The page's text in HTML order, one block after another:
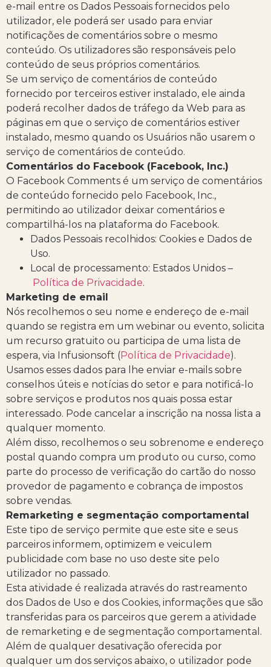
e-mail entre os Dados Pessoais fornecidos pelo
utilizador, ele poderá ser usado para enviar
notificações de comentários sobre o mesmo
conteúdo. Os utilizadores são responsáveis pelo
conteúdo de seus próprios comentários.
Se um serviço de comentários de conteúdo
fornecido por terceiros estiver instalado, ele ainda
poderá recolher dados de tráfego da Web para as
páginas em que o serviço de comentários estiver
instalado, mesmo quando os Usuários não usarem o
serviço de comentários de conteúdo.
Comentários do Facebook (Facebook, Inc.)
O Facebook Comments é um serviço de comentários
de conteúdo fornecido pelo Facebook, Inc.,
permitindo ao utilizador deixar comentários e
compartilhá-los na plataforma do Facebook.
Dados Pessoais recolhidos: Cookies e Dados de
Uso.
Local de processamento: Estados Unidos –
Política de Privacidade.
Marketing de email
Nós recolhemos o seu nome e endereço de e-mail
quando se registra em um webinar ou evento, solicita
um recurso gratuito ou participa de uma lista de
espera, via Infusionsoft (Política de Privacidade).
Usamos esses dados para lhe enviar e-mails sobre
conselhos úteis e notícias do setor e para notificá-lo
sobre serviços e produtos nos quais possa estar
interessado. Pode cancelar a inscrição na nossa lista a
qualquer momento.
Além disso, recolhemos o seu sobrenome e endereço
postal quando compra um produto ou curso, como
parte do processo de verificação do cartão do nosso
provedor de pagamento e cobrança de impostos
sobre vendas.
Remarketing e segmentação comportamental
Este tipo de serviço permite que este site e seus
parceiros informem, optimizem e veiculem
publicidade com base no uso deste site pelo
utilizador no passado.
Esta atividade é realizada através do rastreamento
dos Dados de Uso e dos Cookies, informações que são
transferidas para os parceiros que gerem a atividade
de remarketing e de segmentação comportamental.
Além de qualquer desativação oferecida por
qualquer um dos serviços abaixo, o utilizador pode